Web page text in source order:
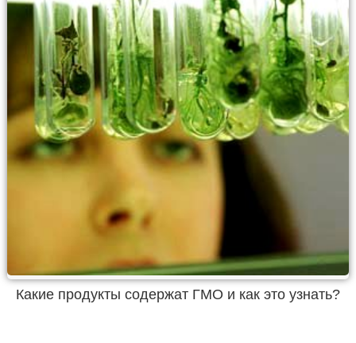
Какие продукты содержат ГМО и как это узнать?